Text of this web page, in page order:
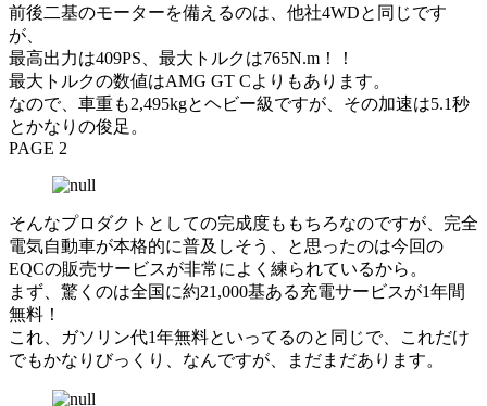
前後二基のモーターを備えるのは、他社4WDと同じです
が、
最高出力は409PS、最大トルクは765N.m！！
最大トルクの数値はAMG GT Cよりもあります。
なので、車重も2,495kgとヘビー級ですが、その加速は5.1秒
とかなりの俊足。
PAGE 2
そんなプロダクトとしての完成度ももちろなのですが、完全
電気自動車が本格的に普及しそう、と思ったのは今回の
EQCの販売サービスが非常によく練られているから。
まず、驚くのは全国に約21,000基ある充電サービスが1年間
無料！
これ、ガソリン代1年無料といってるのと同じで、これだけ
でもかなりびっくり、なんですが、まだまだあります。